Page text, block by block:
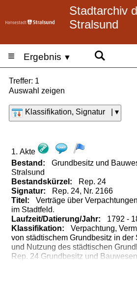
Stadtarchiv
Stralsund
≡ Ergebnis ▼
Treffer: 1
Auswahl zeigen
Klassifikation, Signatur | ▾
1. Akte
Bestand:
Grundbesitz und
Stralsund
Bestandskürzel:
Rep. 24
Signatur:
Rep. 24, Nr. 2166
Titel:
Verträge über
im Stadtfeld.
Laufzeit/Datierung/Jahr:
1792 -
Klassifikation:
Verpachtung,
von städtischem Grundbesitz in der
und Nutzung des städtischen
Rep. 24 Grundbesitz und